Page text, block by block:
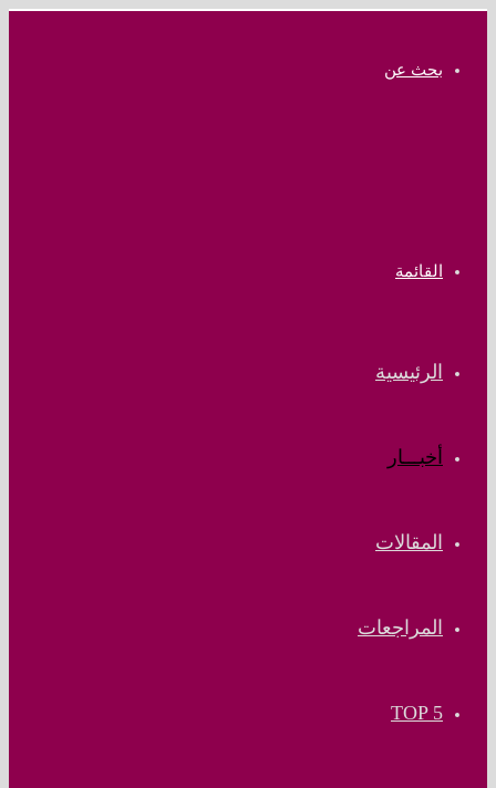
بحث عن
القائمة
الرئيسية
أخبـــار
المقالات
المراجعات
TOP 5